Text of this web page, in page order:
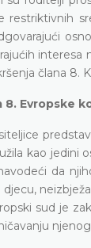
restriktivnih
interesa
člana 8.
8. Evropske
kao jedini
da
sud je